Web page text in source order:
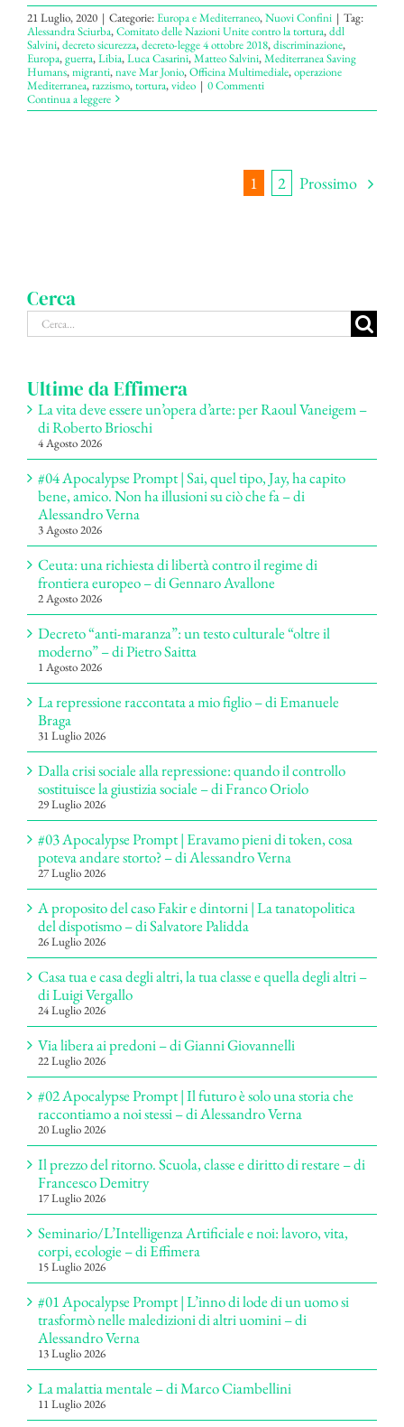
21 Luglio, 2020 | Categorie:Europa e Mediterraneo,Nuovi Confini | Tag:
Alessandra Sciurba,Comitato delle Nazioni Unite contro la tortura,ddl
Salvini,decreto sicurezza,decreto-legge 4 ottobre 2018,discriminazione,
Europa,guerra,Libia,Luca Casarini,Matteo Salvini,Mediterranea Saving
Humans,migranti,nave Mar Jonio,Officina Multimediale,operazione
Mediterranea,razzismo,tortura,video | 0 Commenti
Continua a leggere
1 2 Prossimo
Cerca
Cerca
per:
Ultime da Effimera
La vita deve essere un’opera d’arte: per Raoul Vaneigem –
di Roberto Brioschi
4 Agosto 2026
#04 Apocalypse Prompt | Sai, quel tipo, Jay, ha capito
bene, amico. Non ha illusioni su ciò che fa – di
Alessandro Verna
3 Agosto 2026
Ceuta: una richiesta di libertà contro il regime di
frontiera europeo – di Gennaro Avallone
2 Agosto 2026
Decreto “anti-maranza”: un testo culturale “oltre il
moderno” – di Pietro Saitta
1 Agosto 2026
La repressione raccontata a mio figlio – di Emanuele
Braga
31 Luglio 2026
Dalla crisi sociale alla repressione: quando il controllo
sostituisce la giustizia sociale – di Franco Oriolo
29 Luglio 2026
#03 Apocalypse Prompt | Eravamo pieni di token, cosa
poteva andare storto? – di Alessandro Verna
27 Luglio 2026
A proposito del caso Fakir e dintorni | La tanatopolitica
del dispotismo – di Salvatore Palidda
26 Luglio 2026
Casa tua e casa degli altri, la tua classe e quella degli altri –
di Luigi Vergallo
24 Luglio 2026
Via libera ai predoni – di Gianni Giovannelli
22 Luglio 2026
#02 Apocalypse Prompt | Il futuro è solo una storia che
raccontiamo a noi stessi – di Alessandro Verna
20 Luglio 2026
Il prezzo del ritorno. Scuola, classe e diritto di restare – di
Francesco Demitry
17 Luglio 2026
Seminario/L’Intelligenza Artificiale e noi: lavoro, vita,
corpi, ecologie – di Effimera
15 Luglio 2026
#01 Apocalypse Prompt | L’inno di lode di un uomo si
trasformò nelle maledizioni di altri uomini – di
Alessandro Verna
13 Luglio 2026
La malattia mentale – di Marco Ciambellini
11 Luglio 2026